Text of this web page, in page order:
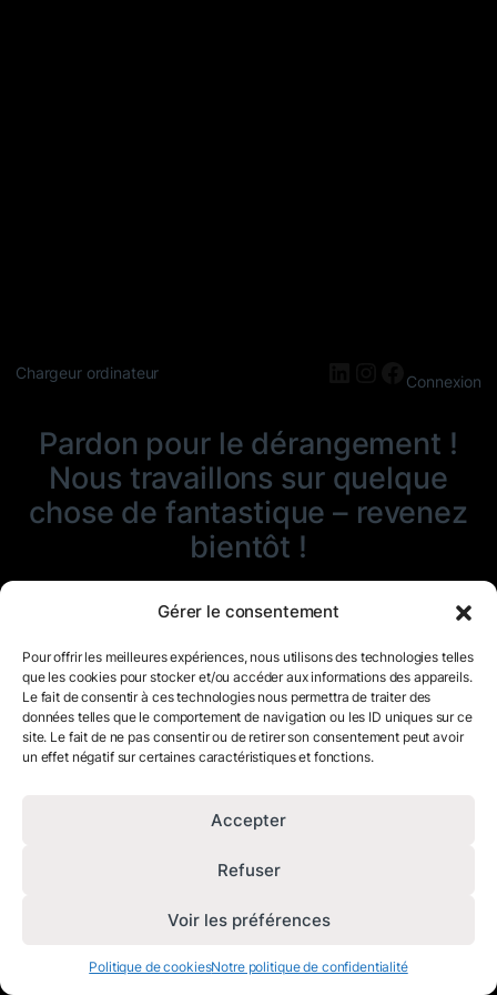
Gérer le consentement
Pour offrir les meilleures expériences, nous utilisons des technologies telles
que les cookies pour stocker et/ou accéder aux informations des appareils.
Le fait de consentir à ces technologies nous permettra de traiter des
données telles que le comportement de navigation ou les ID uniques sur ce
site. Le fait de ne pas consentir ou de retirer son consentement peut avoir
un effet négatif sur certaines caractéristiques et fonctions.
Accepter
Refuser
Voir les préférences
Politique de cookiesNotre politique de confidentialité
Chargeur ordinateur LinkedIn
Instagram
Connexion
Pardon pour le dérangement !
Nous travaillons sur quelque
chose de fantastique – revenez
bientôt !